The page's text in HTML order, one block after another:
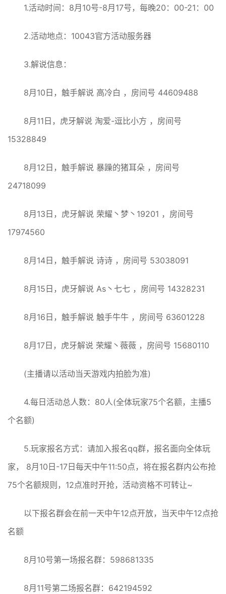
1.活动时间：8月10号-8月17号，每晚20：00-21：00
2.活动地点：10043官方活动服务器
3.解说信息：
8月10日，触手解说 高冷白 ，房间号 44609488
8月11日，虎牙解说 淘爱-逗比小方 ，房间号
15328849
8月12日，触手解说 暴躁的猪耳朵 ，房间号
24718099
8月13日，虎牙解说 荣耀丶梦丶19201 ，房间号
17974560
8月14日，触手解说 诗诗 ，房间号 53038091
8月15日，虎牙解说 As丶七七 ，房间号 14328231
8月16日，触手解说 触手牛牛 ，房间号 63601228
8月17日，虎牙解说 荣耀丶薇薇 ，房间号 15680110
(主播请以活动当天游戏内拍脸为准)
4.每日活动总人数：80人(全体玩家75个名额，主播5
个名额)
5.玩家报名方式：请加入报名qq群，报名面向全体玩
家， 8月10日-17日每天中午11:50点，将在报名群内公布抢
75个名额规则，12点准时开抢，活动资格不可转让~
以下报名群会在前一天中午12点开放，当天中午12点抢
名额
8月10号第一场报名群：598681335
8月11号第二场报名群：642194592